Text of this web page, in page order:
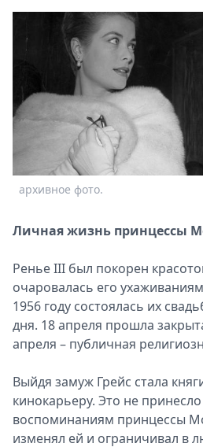
архивное фото.
Личная жизнь принцессы
Ренье III был покорен
очаровалась его
1956 году состоялась их
дня. 18 апреля прошла
апреля – публичная
Выйдя замуж Грейс стала
кинокарьеру. Это не
воспоминаниям принцессы
изменял ей и ограничивал в